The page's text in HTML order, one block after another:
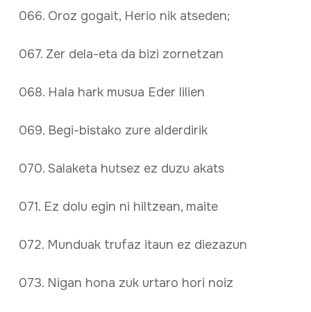
066. Oroz gogait, Herio nik atseden;
067. Zer dela-eta da bizi zornetzan
068. Hala hark musua Eder lilien
069. Begi-bistako zure alderdirik
070. Salaketa hutsez ez duzu akats
071. Ez dolu egin ni hiltzean, maite
072. Munduak trufaz itaun ez diezazun
073. Nigan hona zuk urtaro hori noiz